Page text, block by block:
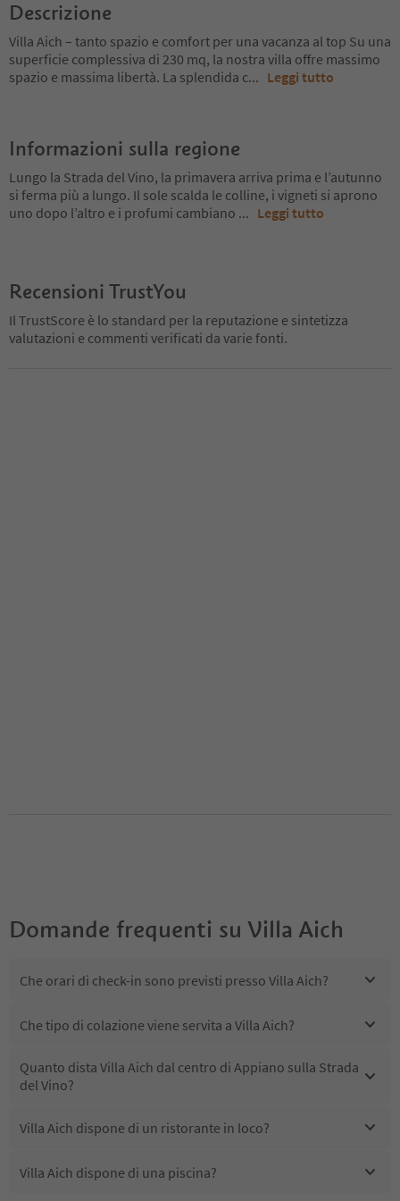
Descrizione
Villa Aich – tanto spazio e comfort per una vacanza al top Su una
superficie complessiva di 230 mq, la nostra villa offre massimo
spazio e massima libertà. La splendida c... Leggi tutto
Informazioni sulla regione
Lungo la Strada del Vino, la primavera arriva prima e l’autunno
si ferma più a lungo. Il sole scalda le colline, i vigneti si aprono
uno dopo l’altro e i profumi cambiano ... Leggi tutto
Recensioni TrustYou
Il TrustScore è lo standard per la reputazione e sintetizza
valutazioni e commenti verificati da varie fonti.
Domande frequenti su Villa Aich
Che orari di check-in sono previsti presso Villa Aich?
Che tipo di colazione viene servita a Villa Aich?
Quanto dista Villa Aich dal centro di Appiano sulla Strada
del Vino?
Villa Aich dispone di un ristorante in loco?
Villa Aich dispone di una piscina?